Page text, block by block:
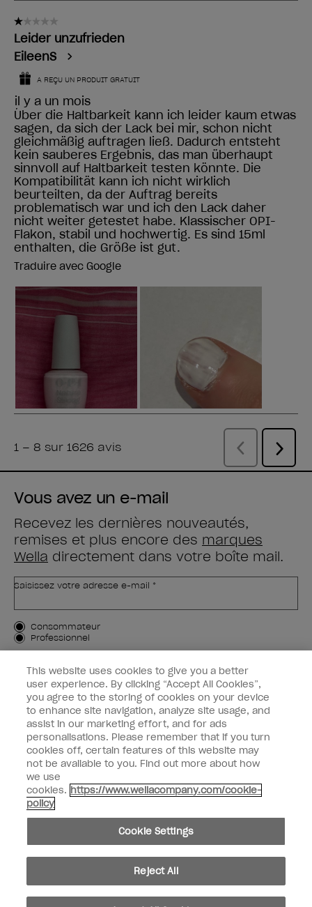
Vous avez un e-mail
Recevez les dernières nouveautés,
remises et plus encore des marques
Wella directement dans votre boîte mail.
Saisissez votre adresse e-mail *
Type de client
Consommateur
Professionnel
M'INSCRIRE
Informations clients
OPI & vous
instagramfacebook
Copyright 2026, Wella Operations US LLC. Tous droits réservés.
This website uses cookies to give you a better
user experience. By clicking “Accept All Cookies”,
you agree to the storing of cookies on your device
to enhance site navigation, analyze site usage, and
assist in our marketing effort, and for ads
personalisations. Please remember that if you turn
cookies off, certain features of this website may
not be available to you. Find out more about how
we use
cookies. https://www.wellacompany.com/cookie-
policy
Cookie Settings
Reject All